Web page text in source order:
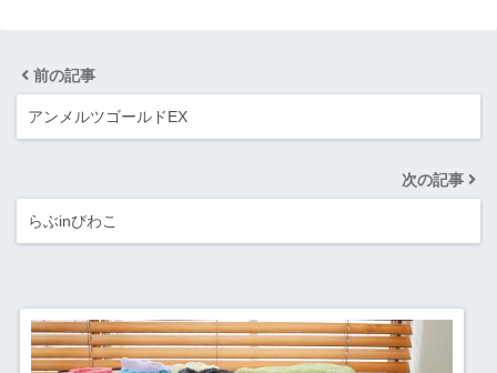
前の記事
アンメルツゴールドEX
次の記事
らぶinびわこ